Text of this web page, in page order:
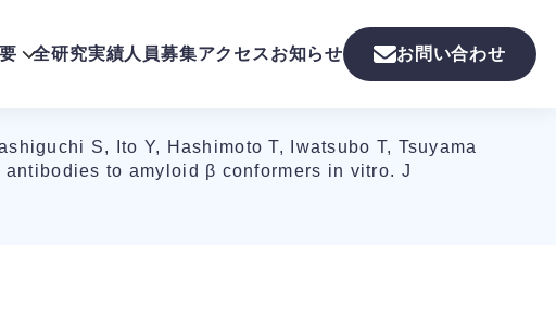
全研究実績人員募集アクセスお知らせ お問い合わせ
S, Ito Y, Hashimoto T, Iwatsubo T, Tsuyama
to amyloid β conformers in vitro. J